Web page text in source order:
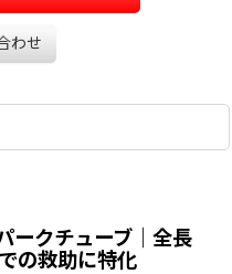
わせ
ークチューブ｜全長
の救助に特化